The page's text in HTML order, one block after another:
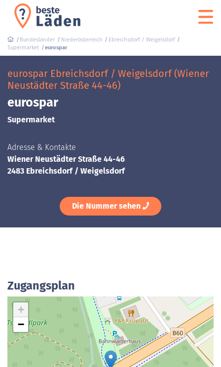
Bundesländer Niederösterreich
Ebreichsdorf / Weigelsdorf
Supermarket
eurospar
eurospar Ebreichsdorf / Weigelsdorf (Wiener
Neustädter Straße 44-46)
eurospar
Supermarket
Adresse & Kontakte
Wiener Neustädter Straße 44-46
2483 Ebreichsdorf / Weigelsdorf
Die Nummer sehen
Zugangsplan
+
−